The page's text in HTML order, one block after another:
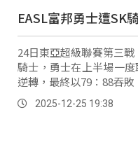
EASL富邦勇士遭SK
24日東亞超級聯賽第三
騎士，勇士在上半場一
逆轉，最終以79：88吞
2025-12-25 19:38